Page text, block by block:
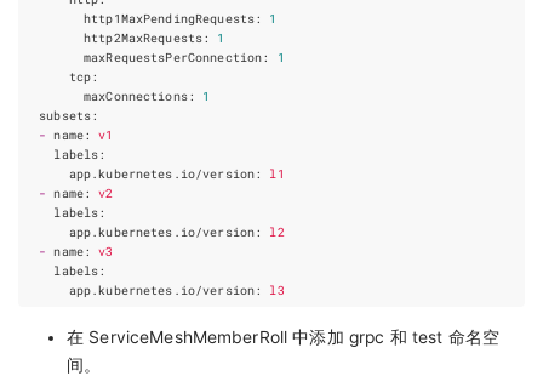
http1MaxPendingRequests:
1
http2MaxRequests:
1
maxRequestsPerConnection:
1
tcp:
maxConnections:
1
subsets:
- name:
v1
labels:
app.kubernetes.io/version:
l1
- name:
v2
labels:
app.kubernetes.io/version:
l2
- name:
v3
labels:
app.kubernetes.io/version: l3
在 ServiceMeshMemberRoll 中添加 grpc 和 test 命名空
间。